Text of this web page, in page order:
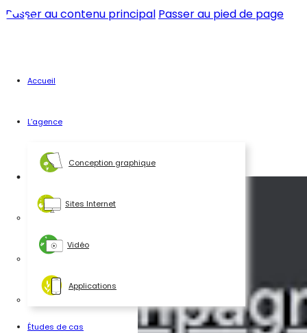
Passer au contenu principal Passer au pied de page
Accueil
L’agence
Conception graphique
Sites Internet
Vidéo
Applications
Études de cas